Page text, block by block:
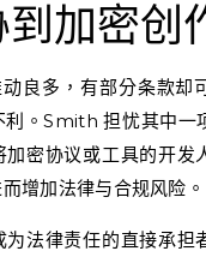
加密创
良多，有部分条款却
利。Smith 担忧其中一
密协议或工具的开发
增加法律与合规风险。
法律责任的直接承担